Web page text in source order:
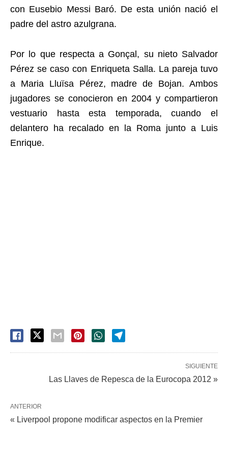
con Eusebio Messi Baró. De esta unión nació el
padre del astro azulgrana.
Por lo que respecta a Gonçal, su nieto Salvador
Pérez se caso con Enriqueta Salla. La pareja tuvo
a Maria Lluïsa Pérez, madre de Bojan. Ambos
jugadores se conocieron en 2004 y compartieron
vestuario hasta esta temporada, cuando el
delantero ha recalado en la Roma junto a Luis
Enrique.
SIGUIENTE
Las Llaves de Repesca de la Eurocopa 2012 »
ANTERIOR
« Liverpool propone modificar aspectos en la Premier